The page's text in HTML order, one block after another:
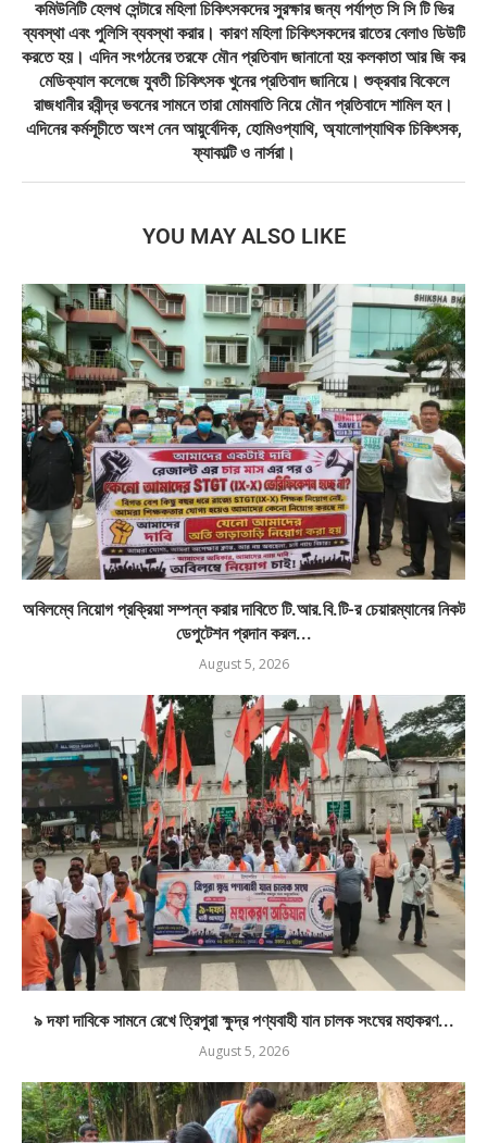
কমিউনিটি হেলথ সেন্টারে মহিলা চিকিৎসকদের সুরক্ষার জন্য পর্যাপ্ত সি সি টি ভির
ব্যবস্থা এবং পুলিসি ব্যবস্থা করার। কারণ মহিলা চিকিৎসকদের রাতের বেলাও ডিউটি
করতে হয়। এদিন সংগঠনের তরফে মৌন প্রতিবাদ জানানো হয় কলকাতা আর জি কর
মেডিক্যাল কলেজে যুবতী চিকিৎসক খুনের প্রতিবাদ জানিয়ে। শুক্রবার বিকেলে
রাজধানীর রবীন্দ্র ভবনের সামনে তারা মোমবাতি নিয়ে মৌন প্রতিবাদে শামিল হন।
এদিনের কর্মসূচীতে অংশ নেন আয়ুর্বেদিক, হোমিওপ্যাথি, অ্যালোপ্যাথিক চিকিৎসক,
ফ্যাকাল্টি ও নার্সরা।
YOU MAY ALSO LIKE
অবিলম্বে নিয়োগ প্রক্রিয়া সম্পন্ন করার দাবিতে টি.আর.বি.টি-র চেয়ারম্যানের নিকট
ডেপুটেশন প্রদান করল...
August 5, 2026
৯ দফা দাবিকে সামনে রেখে ত্রিপুরা ক্ষুদ্র পণ্যবাহী যান চালক সংঘের মহাকরণ...
August 5, 2026